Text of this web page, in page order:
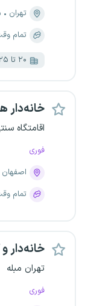
تهران
تمام
۲۰ تا ۲۵ میلیون تومان
خانه‌دار
اقامتگاه
فوری
اصفهان
تمام
خانه‌دار
تهران مبله
فوری